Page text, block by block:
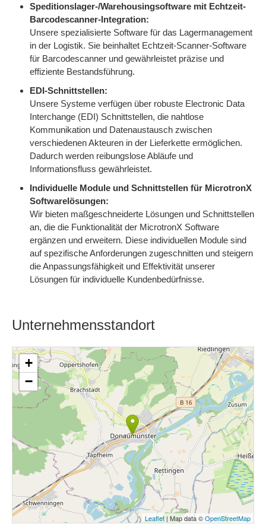
Speditionslager-/Warehousingsoftware mit Echtzeit-
Barcodescanner-Integration:
Unsere spezialisierte Software für das Lagermanagement
in der Logistik. Sie beinhaltet Echtzeit-Scanner-Software
für Barcodescanner und gewährleistet präzise und
effiziente Bestandsführung.
EDI-Schnittstellen:
Unsere Systeme verfügen über robuste Electronic Data
Interchange (EDI) Schnittstellen, die nahtlose
Kommunikation und Datenaustausch zwischen
verschiedenen Akteuren in der Lieferkette ermöglichen.
Dadurch werden reibungslose Abläufe und
Informationsfluss gewährleistet.
Individuelle Module und Schnittstellen für MicrotronX
Softwarelösungen:
Wir bieten maßgeschneiderte Lösungen und Schnittstellen
an, die die Funktionalität der MicrotronX Software
ergänzen und erweitern. Diese individuellen Module sind
auf spezifische Anforderungen zugeschnitten und steigern
die Anpassungsfähigkeit und Effektivität unserer
Lösungen für individuelle Kundenbedürfnisse.
Unternehmensstandort
+
−
Leaflet | Map data ©OpenStreetMap